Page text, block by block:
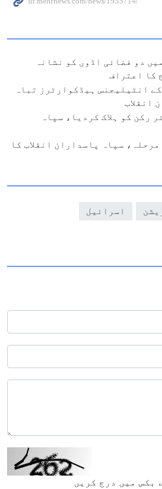
دو فضائی اڈوں کو نشانہ
کا اعتراف
انٹیلیجنس ہیڈکوارٹرز تباہ
انقلاب
رکن کو ہلاک کردیا، سپاہ
3 کا 18 وا٘ں مرحلہ، سپاہ پاسداران انقلاب کا
اسرائیل
بکس میں درج کریں